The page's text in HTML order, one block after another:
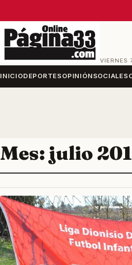
VIERNES
INICIODEPORTESOPINIÓNSOCIALES
Mes: julio